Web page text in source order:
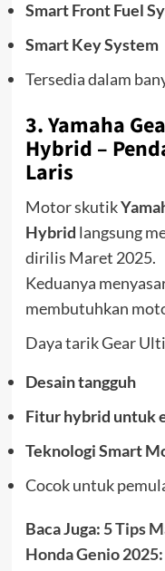
Smart Front Fuel
Smart Key System
Tersedia dalam
3.Yamaha
Hybrid –
Laris
Motor skutik
Hybrid langsung
dirilis Maret 2025.
Keduanya
membutuhkan
Daya tarik Gear
Desain tangguh
Fitur hybrid untuk
Teknologi Smart
Cocok untuk
Baca Juga: 5 Tips
Honda Genio